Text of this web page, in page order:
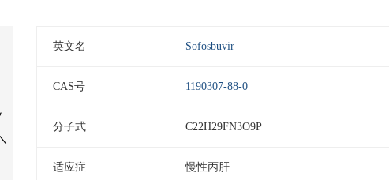
英文名 Sofosbuvir
CAS号 1190307-88-0
分子式 C22H29FN3O9P
适应症 慢性丙肝